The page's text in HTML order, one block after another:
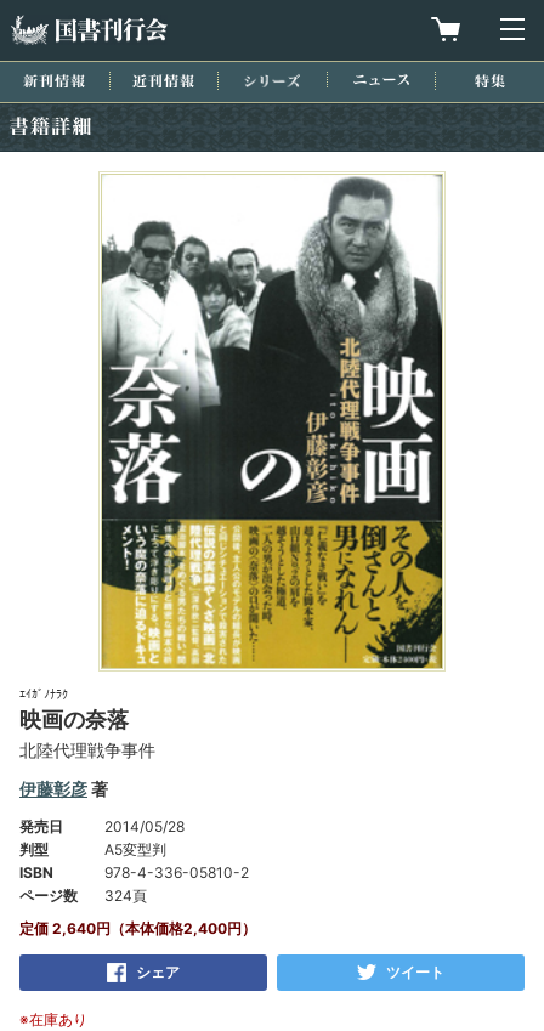
買物カゴを
新刊情報 近刊情報 シリーズ ニュース
ｴｲｶﾞﾉﾅﾗｸ
映画の奈落
北陸代理戦争事件
伊藤彰彦著
発売日
2014/05/28
判型
A5変型判
ISBN
978-4-336-05810-2
ページ数
324頁
定価 2,640円（本体価格2,400円）
シェア ツイート
※在庫あり